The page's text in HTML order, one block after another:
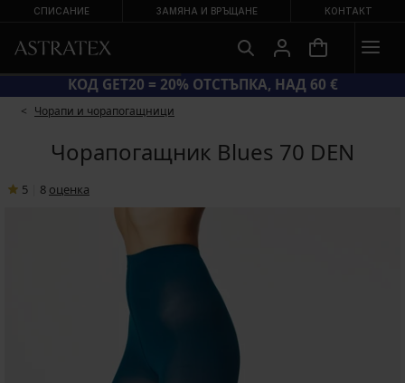
СПИСАНИЕ ЗАМЯНА И ВРЪЩАНЕ КОНТАКТ
КОД GET20 = 20% ОТСТЪПКА, НАД 60 €
Чорапи и чорапогащници
Чорапогащник Blues 70 DEN
5 8 oценка